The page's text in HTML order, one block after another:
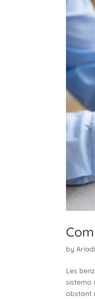
by
Les
sistema
obstant